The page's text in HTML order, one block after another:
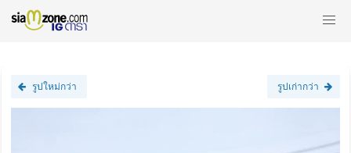
รูปใหม่กว่า รูปเก่ากว่า